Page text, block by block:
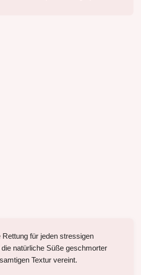
für jeden stressigen
natürliche Süße geschmorter
Textur vereint.